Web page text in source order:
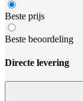
Beste prijs
Beste beoordeling
Directe levering